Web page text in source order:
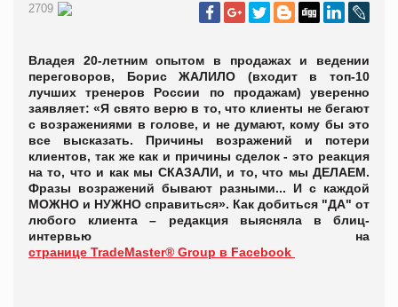
2709
Владея 20-летним опытом в продажах и ведении
переговоров, Борис ЖАЛИЛО (входит в топ-10
лучших тренеров России по продажам) уверенно
заявляет: «Я свято верю в то, что клиенты не бегают
с возражениями в голове, и не думают, кому бы это
все высказать. Причины возражений и потери
клиентов, так же как и причины сделок - это реакция
на то, что и как мы СКАЗАЛИ, и то, что мы ДЕЛАЕМ.
Фразы возражений бывают разными... И с каждой
МОЖНО и НУЖНО справиться». Как добиться "ДА" от
любого клиента – редакция выясняла в блиц-
интервью на
странице TradeMaster® Group в Facebook